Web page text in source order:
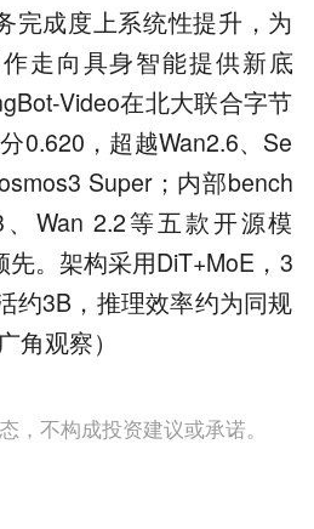
完成度上系统性提升，为
走向具身智能提供新底
Video在北大联合字节
0.620，超越Wan2.6、Se
Super；内部bench
、Wan 2.2等五款开源模
。架构采用DiT+MoE，3
约3B，推理效率约为同规
角观察）
，不构成投资建议或承诺。